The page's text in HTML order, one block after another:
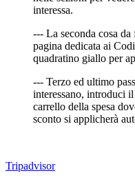
interessa.
--- La seconda cosa
pagina dedicata ai
quadratino giallo per
--- Terzo ed ultimo
interessano, introduci
carrello della spesa
sconto si applicherà
Tripadvisor